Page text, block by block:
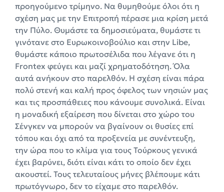
προηγούμενο τρίμηνο. Να θυμηθούμε όλοι ότι η
σχέση μας με την Επιτροπή πέρασε μια κρίση μετά
την Πύλο. Θυμάστε τα δημοσιεύματα, θυμάστε τι
γινότανε στο Ευρωκοινοβούλιο και στην Libe,
θυμάστε κάποιο πρωτοσέλιδα που λέγανε ότι η
Frontex φεύγει και μαζί χρηματοδότηση. Όλα
αυτά ανήκουν στο παρελθόν. Η σχέση είναι πάρα
πολύ στενή και καλή προς όφελος των νησιών μας
και τις προσπάθειες που κάνουμε συνολικά. Είναι
η μοναδική εξαίρεση που δίνεται στο χώρο του
Σένγκεν να μπορούν να βγαίνουν οι θυσίες επί
τόπου και όχι από τα προξενεία με συνέντευξη,
την ώρα που το κλίμα για τους Τούρκους γενικά
έχει βαρύνει, διότι είναι κάτι το οποίο δεν έχει
ακουστεί. Τους τελευταίους μήνες βλέπουμε κάτι
πρωτόγνωρο, δεν το είχαμε στο παρελθόν.